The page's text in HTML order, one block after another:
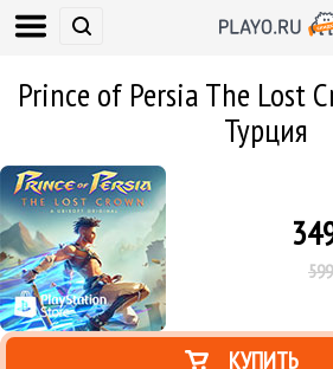
Prince of Persia The Lost
Турция
КУПИТЬ